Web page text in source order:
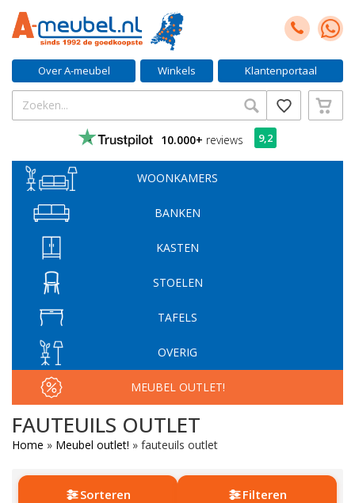
Over A-meubel Winkels Klantenportaal
10.000+ reviews 9,2
WOONKAMERS
BANKEN
KASTEN
STOELEN
TAFELS
OVERIG
MEUBEL OUTLET!
FAUTEUILS OUTLET
Home » Meubel outlet! » fauteuils outlet
Sorteren Filteren